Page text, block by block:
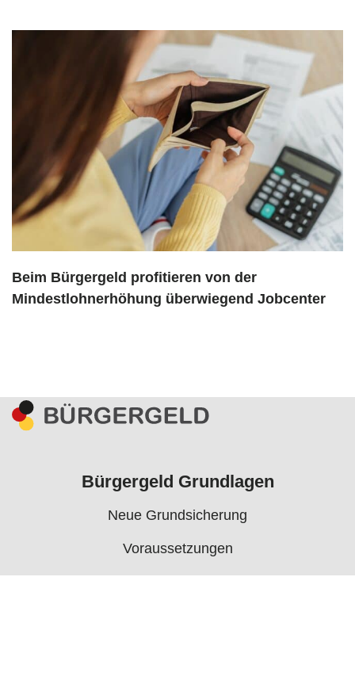
Beim Bürgergeld profitieren von der
Mindestlohnerhöhung überwiegend Jobcenter
Bürgergeld Grundlagen
Neue Grundsicherung
Voraussetzungen